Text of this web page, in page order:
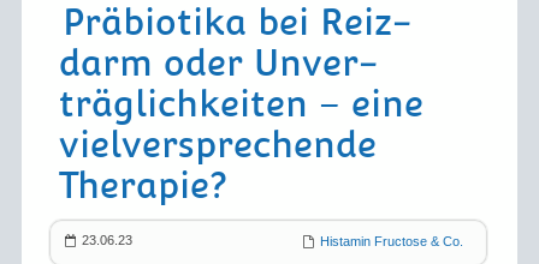
Präbiotika bei Reiz­
darm oder Unver­
träglich­keiten – eine
viel­ver­sprechende
Therapie?
23.06.23 Histamin Fructose & Co.